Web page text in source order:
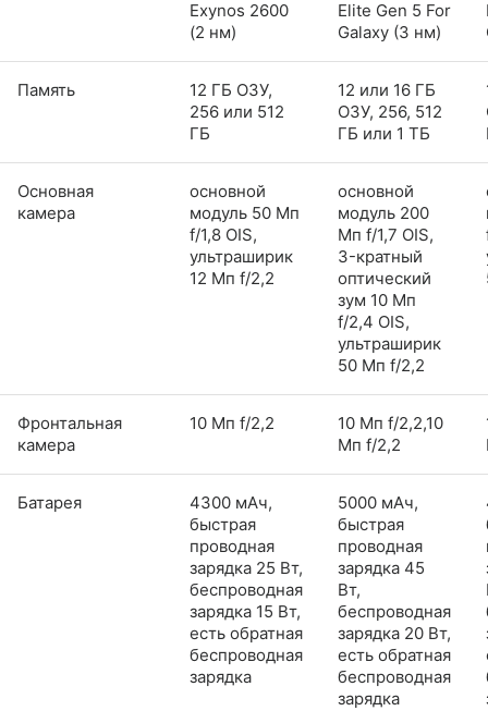
Exynos 2600
(2 нм)
Elite Gen 5 For
Galaxy (3 нм)
Память
12 ГБ ОЗУ,
256 или 512
ГБ
12 или 16 ГБ
ОЗУ, 256, 512
ГБ или 1 ТБ
Основная
камера
основной
модуль 50 Мп
f/1,8 OIS,
ультраширик
12 Мп f/2,2
основной
модуль 200
Мп f/1,7 OIS,
3-кратный
оптический
зум 10 Мп
f/2,4 OIS,
ультраширик
50 Мп f/2,2
Фронтальная
камера
10 Мп f/2,2
10 Мп f/2,2,10
Мп f/2,2
Батарея
4300 мАч,
быстрая
проводная
зарядка 25 Вт,
беспроводная
зарядка 15 Вт,
есть обратная
беспроводная
зарядка
5000 мАч,
быстрая
проводная
зарядка 45
Вт,
беспроводная
зарядка 20 Вт,
есть обратная
беспроводная
зарядка